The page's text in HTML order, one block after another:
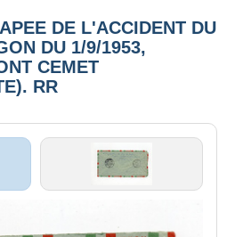
DE L'ACCIDENT DU
DU 1/9/1953,
CEMET
RR